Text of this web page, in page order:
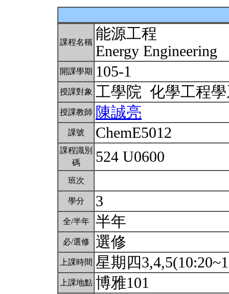
課程名稱 能源工程
Energy Engineering
開課學期 105-1
授課對象 工學院 化學工程
授課教師 陳誠亮
課號 ChemE5012
課程識別
碼
524 U0600
班次
學分 3
全/半年 半年
必/選修 選修
上課時間 星期四
上課地點 博雅101